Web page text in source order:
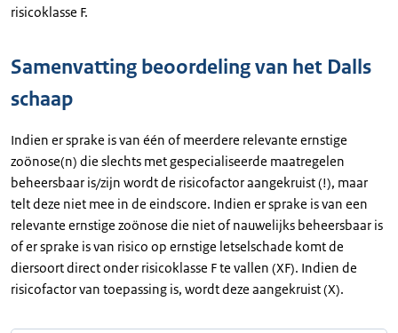
risicoklasse F.
Samenvatting beoordeling van het Dalls
schaap
Indien er sprake is van één of meerdere relevante ernstige
zoönose(n) die slechts met gespecialiseerde maatregelen
beheersbaar is/zijn wordt de risicofactor aangekruist (!), maar
telt deze niet mee in de eindscore. Indien er sprake is van een
relevante ernstige zoönose die niet of nauwelijks beheersbaar is
of er sprake is van risico op ernstige letselschade komt de
diersoort direct onder risicoklasse F te vallen (XF). Indien de
risicofactor van toepassing is, wordt deze aangekruist (X).